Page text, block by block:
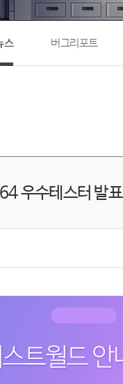
스 버그리포트
우수테스터 발